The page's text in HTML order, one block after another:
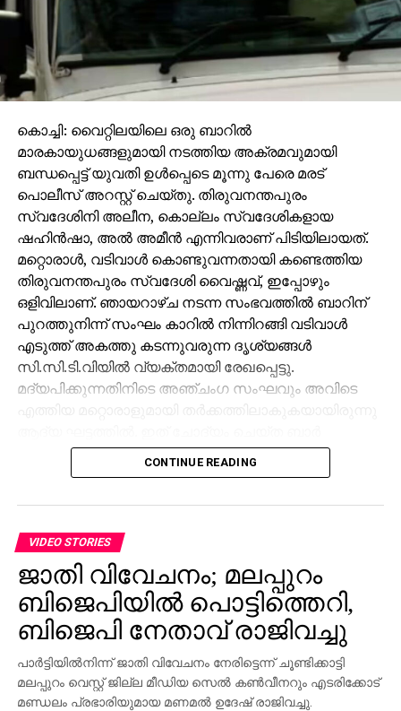
ഇന്ത്യക്കെതിരെ അപൂര്‍വ റെക്കോര്‍ഡുമായി
ടോം ലാതം
കൊച്ചി: വൈറ്റിലയിലെ ഒരു ബാറില്‍
മാരകായുധങ്ങളുമായി നടത്തിയ അക്രമവുമായി
ബന്ധപ്പെട്ട് യുവതി ഉള്‍പ്പെടെ മൂന്നു പേരെ മരട്
പൊലീസ് അറസ്റ്റ് ചെയ്തു. തിരുവനന്തപുരം
സ്വദേശിനി അലീന, കൊല്ലം സ്വദേശികളായ
ഷഹിന്‍ഷാ, അല്‍ അമീന്‍ എന്നിവരാണ് പിടിയിലായത്.
മറ്റൊരാള്‍, വടിവാള്‍ കൊണ്ടുവന്നതായി കണ്ടെത്തിയ
തിരുവനന്തപുരം സ്വദേശി വൈഷ്ണവ്, ഇപ്പോഴും
ഒളിവിലാണ്. ഞായറാഴ്ച നടന്ന സംഭവത്തില്‍ ബാറിന്
പുറത്തുനിന്ന് സംഘം കാറില്‍ നിന്നിറങ്ങി വടിവാള്‍
എടുത്ത് അകത്തു കടന്നുവരുന്ന ദൃശ്യങ്ങള്‍
സി.സി.ടി.വിയില്‍ വ്യക്തമായി രേഖപ്പെട്ടു.
മദ്യപിക്കുന്നതിനിടെ അഞ്ചംഗ സംഘവും അവിടെ
ജീവനക്കാരുമായി സംഘര്‍ഷം ശക്തമായി. പ്രതികളുടെ
സംഘം ആദ്യം ബാറില്‍ നിന്ന് പുറത്തുപോയെങ്കിലും,
ജീവനക്കാര്‍ക്ക് മര്‍ദനമേല്‍ക്കുകയും അക്രമം
ആവര്‍ത്തിച്ച് അഞ്ചുതവണ വരെ തിരിച്ചെത്തി
ആക്രമണം നടത്തിയതായും ബാര്‍ ഉടമ നല്‍കിയ
പരാതിയില്‍ പറയുന്നു. വിദ്യാഭ്യാസ
ആവശ്യങ്ങള്‍ക്കായി എറണാകുളത്ത് എത്തിയവരാണ്
പ്രതികളെന്ന് പൊലീസ് കണ്ടെത്തിയിട്ടുണ്ട്.
സംഭവത്തില്‍ അലീനയുടെ കൈക്ക് പരുക്കേല്‍ക്കുകയും
ചെയ്തു.
CONTINUE READING
VIDEO STORIES
ജാതി വിവേചനം; മലപ്പുറം
ബിജെപിയില്‍ പൊട്ടിത്തെറി,
ബിജെപി നേതാവ് രാജിവച്ചു
പാര്‍ട്ടിയില്‍നിന്ന് ജാതി വിവേചനം നേരിട്ടെന്ന് ചൂണ്ടിക്കാട്ടി
മലപ്പുറം വെസ്റ്റ് ജില്ല മീഡിയ സെല്‍ കണ്‍വീനറും എടരിക്കോട്
മണ്ഡലം പ്രഭാരിയുമായ മണമല്‍ ഉദേഷ് രാജിവച്ചു.